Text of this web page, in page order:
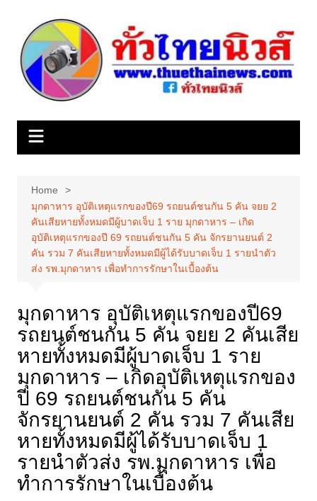
content
Home
มุกดาหาร อุบัติเหตุแรกของปี69 รถยนต์ชนกัน 5 คัน จยย 2
คันเสียหายทั้งหมดมีผู้บาดเจ็บ 1 ราย มุกดาหาร – เกิด
อุบัติเหตุแรกของปี 69 รถยนต์ชนกัน 5 คัน จักรยานยนต์ 2
คัน รวม 7 คันเสียหายทั้งหมดมีผู้ได้รับบาดเจ็บ 1 รายนำตัว
ส่ง รพ.มุกดาหาร เพื่อทำการรักษาในเบื้องต้น
มุกดาหาร อุบัติเหตุแรกของปี69
รถยนต์ชนกัน 5 คัน จยย 2 คันเสีย
หายทั้งหมดมีผู้บาดเจ็บ 1 ราย
มุกดาหาร – เกิดอุบัติเหตุแรกของ
ปี 69 รถยนต์ชนกัน 5 คัน
จักรยานยนต์ 2 คัน รวม 7 คันเสีย
หายทั้งหมดมีผู้ได้รับบาดเจ็บ 1
รายนำตัวส่ง รพ.มุกดาหาร เพื่อ
ทำการรักษาในเบื้องต้น